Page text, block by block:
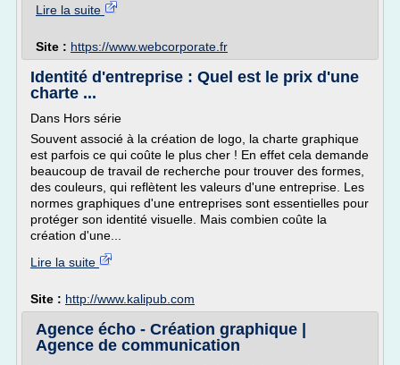
Lire la suite
Site : https://www.webcorporate.fr
Identité d'entreprise : Quel est le prix d'une
charte ...
Dans Hors série
Souvent associé à la création de logo, la charte graphique
est parfois ce qui coûte le plus cher ! En effet cela demande
beaucoup de travail de recherche pour trouver des formes,
des couleurs, qui reflètent les valeurs d'une entreprise. Les
normes graphiques d'une entreprises sont essentielles pour
protéger son identité visuelle. Mais combien coûte la
création d'une...
Lire la suite
Site : http://www.kalipub.com
Agence écho - Création graphique |
Agence de communication